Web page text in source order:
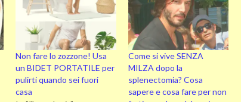
Non fare lo zozzone! Usa
un BIDET PORTATILE per
pulirti quando sei fuori
casa
Come si vive SENZA
MILZA dopo la
splenectomia? Cosa
sapere e cosa fare per non